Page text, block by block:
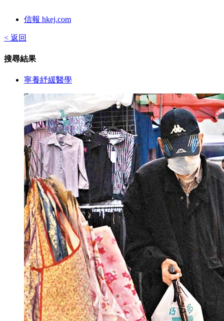
信報 hkej.com
< 返回
搜尋結果
寧養紓緩醫學